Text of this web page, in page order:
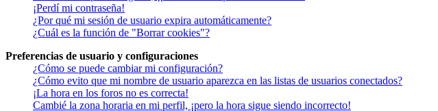
¡Perdí mi contraseña!
¿Por qué mi sesión de usuario expira automáticamente?
¿Cuál es la función de "Borrar cookies"?
Preferencias de usuario y configuraciones
¿Cómo se puede cambiar mi configuración?
¿Cómo evito que mi nombre de usuario aparezca en las listas de usuarios conectados?
¡La hora en los foros no es correcta!
Cambié la zona horaria en mi perfil, ¡pero la hora sigue siendo incorrecto!